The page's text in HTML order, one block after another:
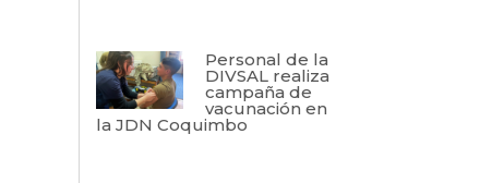
Personal de la
DIVSAL realiza
campaña de
vacunación en
la JDN Coquimbo